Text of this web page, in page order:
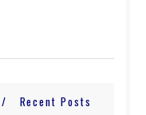
Recent Posts